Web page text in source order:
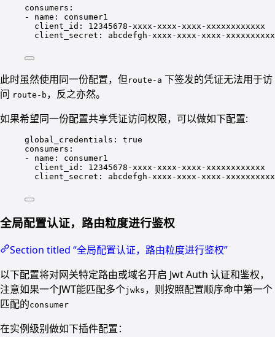
consumers :
- name : consumer1
client_id : 12345678-xxxx-xxxx-xxxx-xxxxxxxxxxxx
client_secret : abcdefgh-xxxx-xxxx-xxxx-
此时虽然使用同一份配置，但 route-a 下签发的凭证无法用于访
问 route-b ，反之亦然。
如果希望同一份配置共享凭证访问权限，可以做如下配置:
global_credentials : true
consumers :
- name : consumer1
client_id : 12345678-xxxx-xxxx-xxxx-xxxxxxxxxxxx
client_secret : abcdefgh-xxxx-xxxx-xxxx-
全局配置认证，路由粒度进行鉴权
Section titled “全局配置认证，路由粒度进行鉴权”
以下配置将对网关特定路由或域名开启 Jwt Auth 认证和鉴权，
注意如果一个JWT能匹配多个jwks ，则按照配置顺序命中第一个
匹配的consumer
在实例级别做如下插件配置：